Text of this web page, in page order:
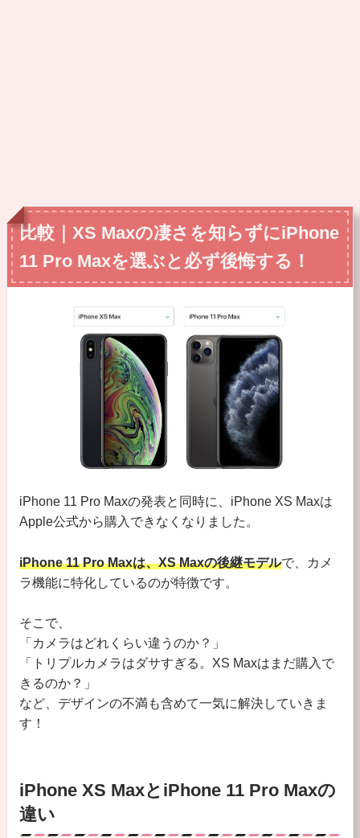
比較｜XS Maxの凄さを知らずにiPhone
11 Pro Maxを選ぶと必ず後悔する！
iPhone 11 Pro Maxの発表と同時に、iPhone XS Maxは
Apple公式から購入できなくなりました。
iPhone 11 Pro Maxは、XS Maxの後継モデルで、カメ
ラ機能に特化しているのが特徴です。
そこで、
「カメラはどれくらい違うのか？」
「トリプルカメラはダサすぎる。XS Maxはまだ購入で
きるのか？」
など、デザインの不満も含めて一気に解決していきま
す！
iPhone XS MaxとiPhone 11 Pro Maxの
違い